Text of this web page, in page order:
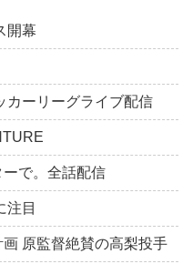
開幕
カーリーグライブ配信
で。全話配信
注目
原監督絶賛の高梨投手